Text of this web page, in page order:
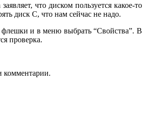
что диском пользуется какое-то
диск С, что нам сейчас не надо.
и в меню выбрать “Свойства”. В
проверка.
комментарии.